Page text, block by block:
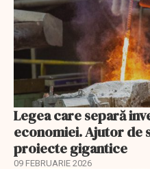
Legea care separă
economiei. Ajutor de
proiecte gigantice
09 FEBRUARIE 2026